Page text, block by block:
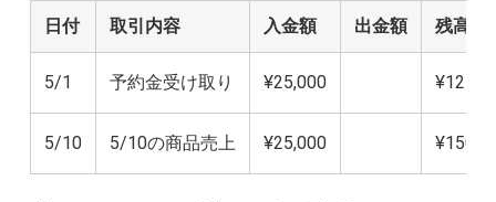
日付 取引内容 入金額 出金額 残高
5/1 予約金受け取り ¥25,000
5/10 5/10の商品売上 ¥25,000